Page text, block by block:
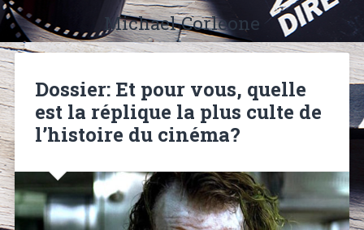
Michael Corleone
Dossier: Et pour vous, quelle
est la réplique la plus culte de
l’histoire du cinéma?